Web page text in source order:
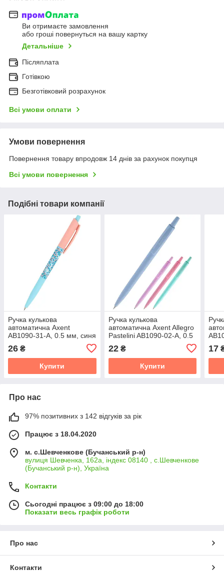
Ви отримаєте замовлення
або гроші повернуться на вашу картку
Детальніше
Післяплата
Готівкою
Безготівковий розрахунок
Всі умови оплати
Умови повернення
Повернення товару впродовж 14 днів за рахунок покупця
Всі умови повернення
Подібні товари компанії
Ручка кулькова
автоматична Axent
AB1090-31-A, 0.5 мм, синя
26 ₴
Купити
Ручка кулькова
автоматична Axent Allegro
Pastelini AB1090-02-A, 0.5
22₴
Купити
17
Про нас
97% позитивних з 142 відгуків за рік
Працює з 18.04.2020
м. с.Шевченкове (Бучанський р-н)
вулиця Шевченка, 162а, індекс 08140 , с.Шевченкове
(Бучанський р-н), Україна
Контакти
Сьогодні працює з 09:00 до 18:00
Показати весь графік роботи
Про нас
Контакти